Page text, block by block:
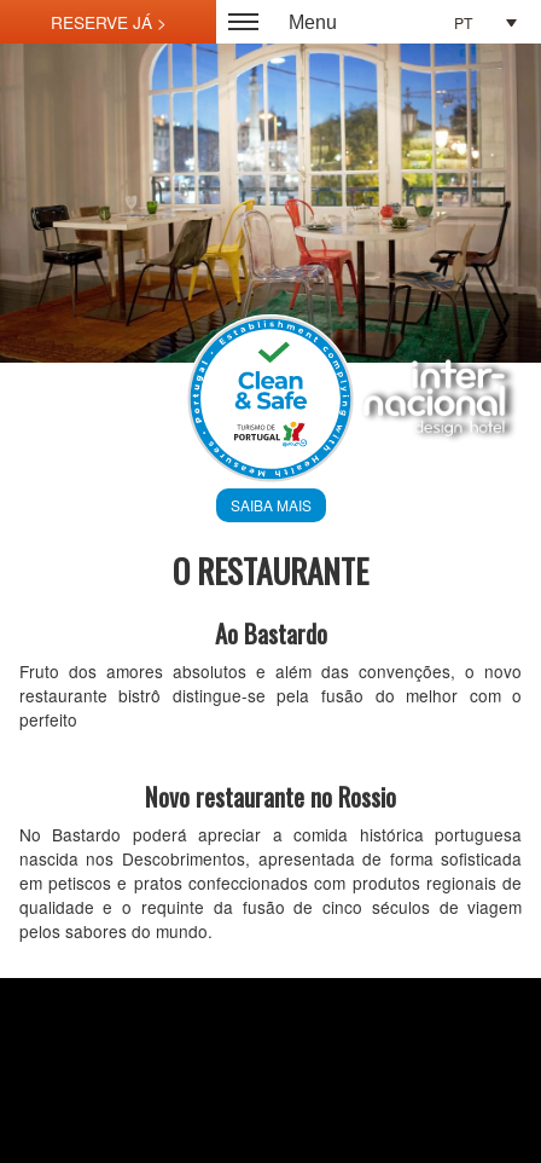
Menu PT
SAIBA MAIS
O RESTAURANTE
Ao Bastardo
Fruto dos amores absolutos e além das convenções, o novo
restaurante bistrô distingue-se pela fusão do melhor com o
perfeito
Novo restaurante no Rossio
No Bastardo poderá apreciar a comida histórica portuguesa
nascida nos Descobrimentos, apresentada de forma sofisticada
em petiscos e pratos confeccionados com produtos regionais de
qualidade e o requinte da fusão de cinco séculos de viagem
pelos sabores do mundo.